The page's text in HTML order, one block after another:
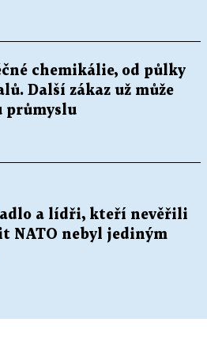
chemikálie, od půlky
Další zákaz už může
průmyslu
a lídři, kteří nevěřili
NATO nebyl jediným